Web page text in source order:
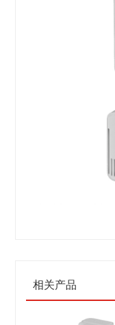
相关产品